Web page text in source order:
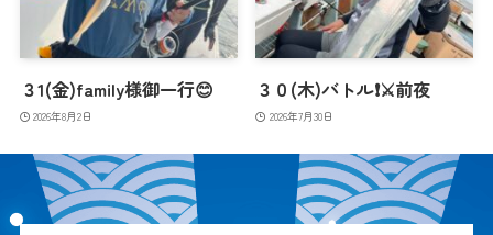
３1(金)family様御一行😊
2026年8月2日
３０(木)バトル❗️⚔️前夜
2026年7月30日